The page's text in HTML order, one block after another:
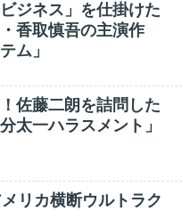
ジネス」を仕掛けた
香取慎吾の主演作
ム」
佐藤二朗を詰問した
太一ハラスメント」
リカ横断ウルトラク